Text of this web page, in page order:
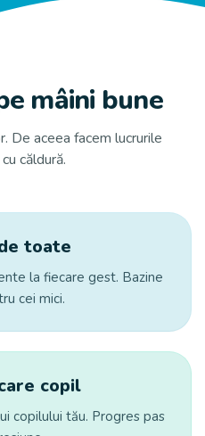
mâini bune
De aceea facem lucrurile
căldură.
toate
la fiecare gest. Bazine
cei mici.
copil
copilului tău. Progres pas